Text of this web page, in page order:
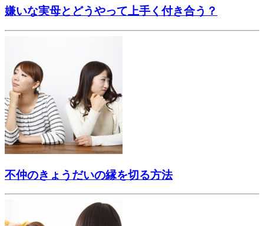
嫌いな実母とどうやって上手く付き合う？
不仲のきょうだいの縁を切る方法